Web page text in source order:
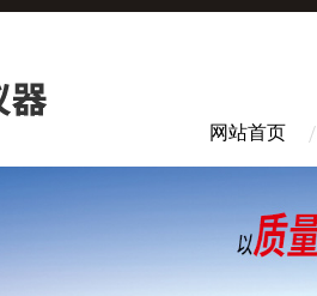
网站首页